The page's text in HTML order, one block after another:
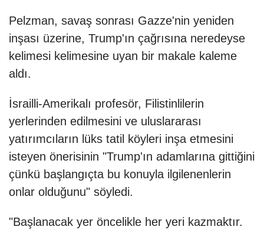
Pelzman, savaş sonrası Gazze'nin yeniden
inşası üzerine, Trump'ın çağrısına neredeyse
kelimesi kelimesine uyan bir makale kaleme
aldı.
İsrailli-Amerikalı profesör, Filistinlilerin
yerlerinden edilmesini ve uluslararası
yatırımcıların lüks tatil köyleri inşa etmesini
isteyen önerisinin "Trump'ın adamlarına gittiğini
çünkü başlangıçta bu konuyla ilgilenenlerin
onlar olduğunu" söyledi.
"Başlanacak yer öncelikle her yeri kazmaktır.